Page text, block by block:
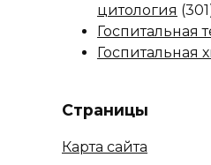
цитология
Госпитальная
Госпитальная
Страницы
Карта сайта